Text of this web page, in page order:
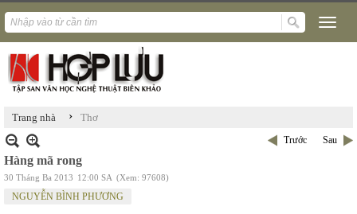
Trang nhà › Thơ
Trước Sau
Hàng mã rong
30 Tháng Ba 2013 12:00 SA (Xem: 97608)
NGUYỄN BÌNH PHƯƠNG